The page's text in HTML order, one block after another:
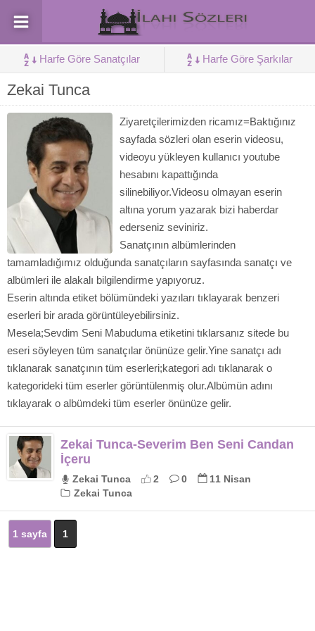
Harfe Göre Sanatçılar Harfe Göre Şarkılar
Zekai Tunca
Ziyaretçilerimizden ricamız=Baktığınız
sayfada sözleri olan eserin videosu,
videoyu yükleyen kullanıcı youtube
hesabını kapattığında
silinebiliyor.Videosu olmayan eserin
altına yorum yazarak bizi haberdar
ederseniz seviniriz.
Sanatçının albümlerinden
tamamladığımız olduğunda sanatçıların sayfasında sanatçı ve
albümleri ile alakalı bilgilendirme yapıyoruz.
Eserin altında etiket bölümündeki yazıları tıklayarak benzeri
eserleri bir arada görüntüleyebilirsiniz.
Mesela;Sevdim Seni Mabuduma etiketini tıklarsanız sitede bu
eseri söyleyen tüm sanatçılar önünüze gelir.Yine sanatçı adı
tıklanarak sanatçının tüm eserleri;kategori adı tıklanarak o
kategorideki tüm eserler görüntülenmiş olur.Albümün adını
tıklayarak o albümdeki tüm eserler önünüze gelir.
Zekai Tunca-Severim Ben Seni Candan
İçeru
Zekai Tunca 2 0
11 Nisan
Zekai Tunca
1 sayfa 1